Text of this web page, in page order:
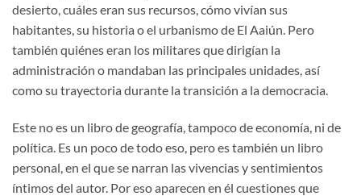
desierto, cuáles eran sus recursos, cómo vivían sus
habitantes, su historia o el urbanismo de El Aaiún. Pero
también quiénes eran los militares que dirigían la
administración o mandaban las principales unidades, así
como su trayectoria durante la transición a la democracia.
Este no es un libro de geografía, tampoco de economía, ni de
política. Es un poco de todo eso, pero es también un libro
personal, en el que se narran las vivencias y sentimientos
íntimos del autor. Por eso aparecen en él cuestiones que